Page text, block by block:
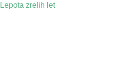
Lepota zrelih let